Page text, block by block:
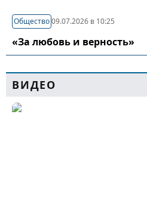
Общество09.07.2026 в 10:25
«За любовь и верность»
ВИДЕО